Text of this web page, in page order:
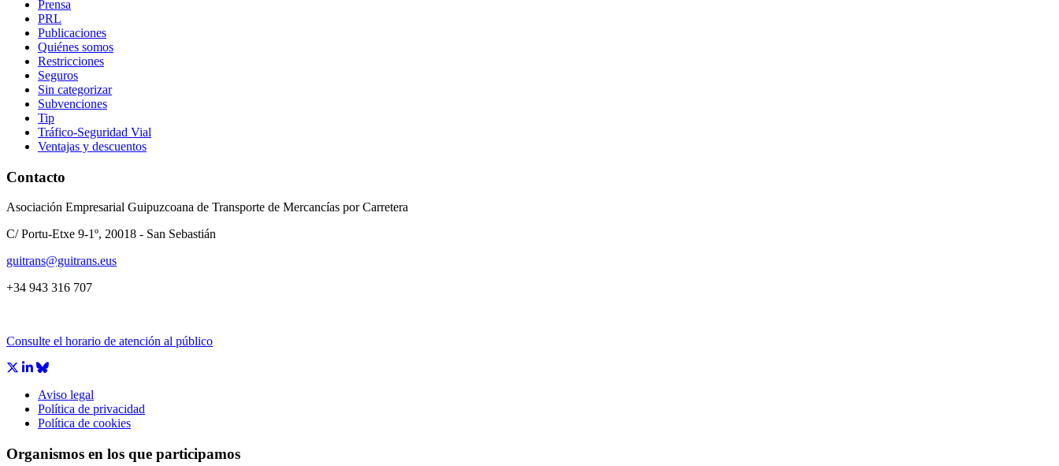
Prensa
PRL
Publicaciones
Quiénes somos
Restricciones
Seguros
Sin categorizar
Subvenciones
Tip
Tráfico-Seguridad Vial
Ventajas y descuentos
Contacto
Asociación Empresarial Guipuzcoana de Transporte de Mercancías por Carretera
C/ Portu-Etxe 9-1º, 20018 - San Sebastián
guitrans@guitrans.eus
+34 943 316 707
Consulte el horario de atención al público
Aviso legal
Política de privacidad
Política de cookies
Organismos en los que participamos